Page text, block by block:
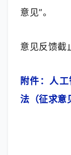
意见”。
意见反馈截
附件：人
法（征求意